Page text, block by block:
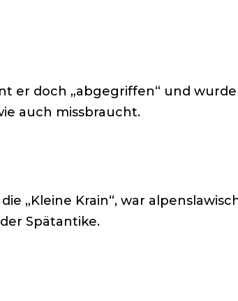
er doch „abgegriffen“ und
auch missbraucht.
„Kleine Krain“, war
Spätantike.